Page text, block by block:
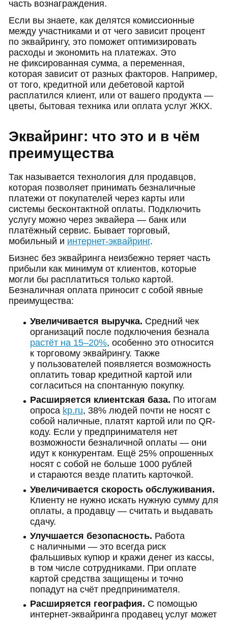
Комиссия банка-эквайера
Факторы, которые могут изменить размер комиссии
Тип карты
Тип операции
Объём продаж
Категория бизнеса (код MCC)
Банк-эквайер
Как выбрать партнёра для подключения эквайринга
Критерии выбора
Как снизить комиссию за эквайринг
Что нужно запомнить
часть вознаграждения.
Если вы знаете, как делятся комиссионные
между участниками и от чего зависит процент
по эквайрингу, это поможет оптимизировать
расходы и экономить на платежах. Это
не фиксированная сумма, а переменная,
которая зависит от разных факторов. Например,
от того, кредитной или дебетовой картой
расплатился клиент, или от вашего продукта —
цветы, бытовая техника или оплата услуг ЖКХ.
Эквайринг: что это и в чём
преимущества
Так называется технология для продавцов,
которая позволяет принимать безналичные
платежи от покупателей через карты или
системы бесконтактной оплаты. Подключить
услугу можно через эквайера — банк или
платёжный сервис. Бывает торговый,
мобильный и интернет-эквайринг.
Бизнес без эквайринга неизбежно теряет часть
прибыли как минимум от клиентов, которые
могли бы расплатиться только картой.
Безналичная оплата приносит с собой явные
преимущества:
Увеличивается выручка. Средний чек
организаций после подключения безнала
растёт на 15–20%, особенно это относится
к торговому эквайрингу. Также
у пользователей появляется возможность
оплатить товар кредитной картой или
согласиться на спонтанную покупку.
Расширяется клиентская база. По итогам
опроса kp.ru, 38% людей почти не носят с
собой наличные, платят картой или по QR-
коду. Если у предпринимателя нет
возможности безналичной оплаты — они
идут к конкурентам. Ещё 25% опрошенных
носят с собой не больше 1000 рублей
и стараются везде платить карточкой.
Увеличивается скорость обслуживания.
Клиенту не нужно искать нужную сумму для
оплаты, а продавцу — считать и выдавать
сдачу.
Улучшается безопасность. Работа
с наличными — это всегда риск
фальшивых купюр и кражи денег из кассы,
в том числе сотрудниками. При оплате
картой средства защищены и точно
попадут на счёт предпринимателя.
Расширяется география. С помощью
интернет-эквайринга продавец услуг может